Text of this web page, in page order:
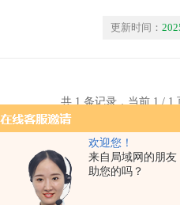
欢迎您！
来自局域网的朋
助您的吗？
更新时间：
共 1 条记录，当前 1 /